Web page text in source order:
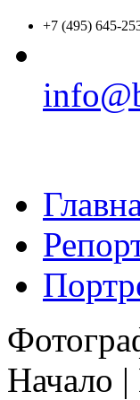
+7 (495) 645-
Начало |